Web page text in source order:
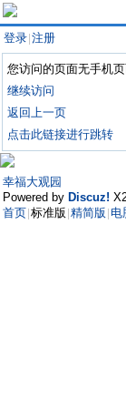
登录 注册
您访问的页面无手机
继续访问
返回上一页
点击此链接进行跳转
幸福大观园
Powered by Discuz!
首页 标准版 精简版 电